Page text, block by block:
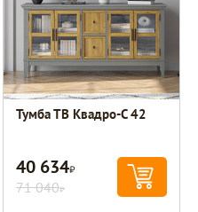
Тумба ТВ Квадро-С 42
40 634Р
71 040Р